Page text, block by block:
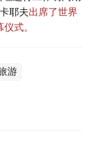
耶夫出席了世界
式。
游